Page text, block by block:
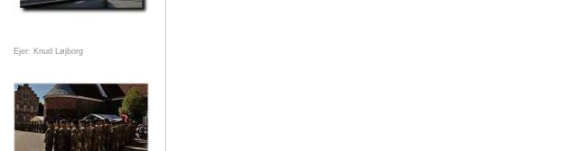
Ejer: Knud Løjborg